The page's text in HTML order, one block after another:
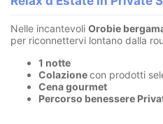
Nelle incantevoli Orobie
per riconnettervi lontano dalla
1 notte
Colazionecon prodotti
Cena gourmet
Percorso benessere